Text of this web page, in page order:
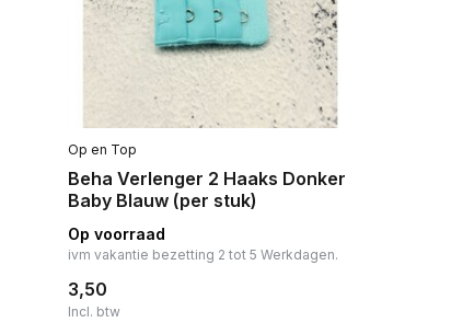
Op en Top
Beha Verlenger 2 Haaks Donker
Baby Blauw (per stuk)
Op voorraad
ivm vakantie bezetting 2 tot 5 Werkdagen.
3,50
Incl. btw